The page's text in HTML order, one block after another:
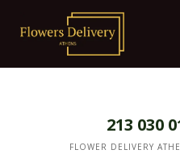
213 030
FLOWER DELIVERY